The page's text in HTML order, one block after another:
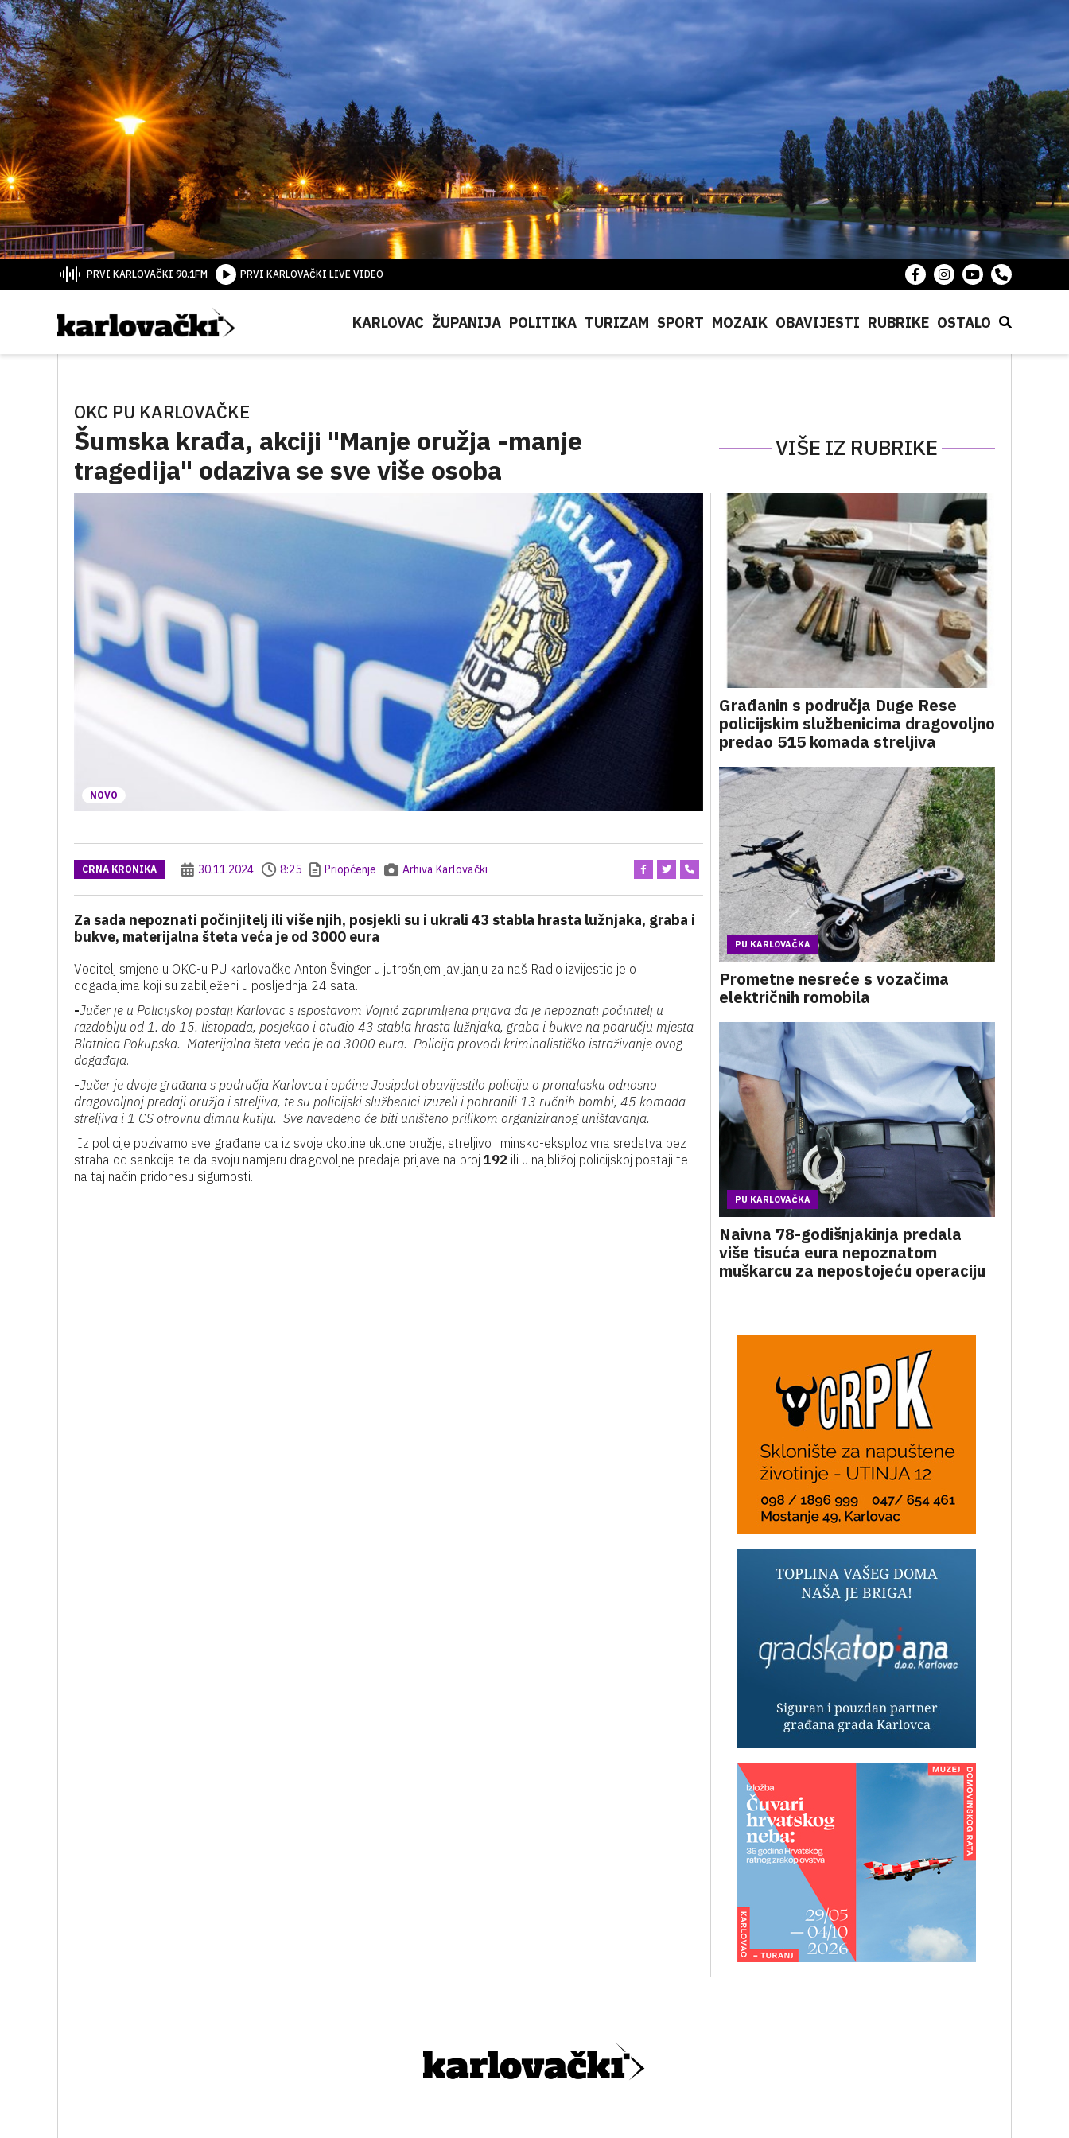
PRVI KARLOVAČKI 90.1FM PRVI KARLOVAČKI LIVE VIDEO
KARLOVAC ŽUPANIJA POLITIKA TURIZAM SPORT MOZAIK OBAVIJESTI RUBRIKE OSTALO
OKC PU KARLOVAČKE
Šumska krađa, akciji "Manje oružja -manje
tragedija" odaziva se sve više osoba
VIŠE IZ RUBRIKE
NOVO
CRNA KRONIKA 30.11.2024 8:25 Priopćenje Arhiva Karlovački
Za sada nepoznati počinjitelj ili više njih, posjekli su i ukrali 43 stabla hrasta lužnjaka, graba i
bukve, materijalna šteta veća je od 3000 eura
Voditelj smjene u OKC-u PU karlovačke Anton Švinger u jutrošnjem javljanju za naš Radio izvijestio je o
događajima koji su zabilježeni u posljednja 24 sata.
-Jučer je u Policijskoj postaji Karlovac s ispostavom Vojnić zaprimljena prijava da je nepoznati počinitelj u
razdoblju od 1. do 15. listopada, posjekao i otuđio 43 stabla hrasta lužnjaka, graba i bukve na području mjesta
Blatnica Pokupska. Materijalna šteta veća je od 3000 eura. Policija provodi kriminalističko istraživanje ovog
događaja.
-Jučer je dvoje građana s područja Karlovca i općine Josipdol obavijestilo policiju o pronalasku odnosno
dragovoljnoj predaji oružja i streljiva, te su policijski službenici izuzeli i pohranili 13 ručnih bombi, 45 komada
streljiva i 1 CS otrovnu dimnu kutiju. Sve navedeno će biti uništeno prilikom organiziranog uništavanja.
Iz policije pozivamo sve građane da iz svoje okoline uklone oružje, streljivo i minsko-eksplozivna sredstva bez
straha od sankcija te da svoju namjeru dragovoljne predaje prijave na broj 192 ili u najbližoj policijskoj postaji te
na taj način pridonesu sigurnosti.
Građanin s područja Duge Rese
policijskim službenicima dragovoljno
predao 515 komada streljiva
PU KARLOVAČKA
Prometne nesreće s vozačima
električnih romobila
PU KARLOVAČKA
Naivna 78-godišnjakinja predala
više tisuća eura nepoznatom
muškarcu za nepostojeću operaciju